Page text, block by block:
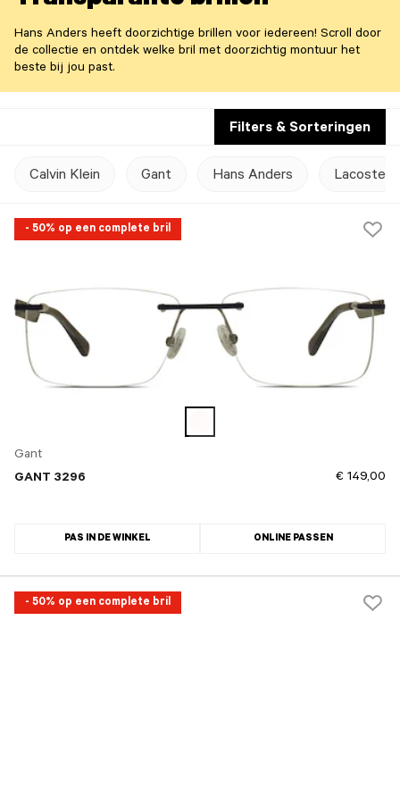
Hans Anders heeft doorzichtige brillen voor iedereen! Scroll door
de collectie en ontdek welke bril met doorzichtig montuur het
beste bij jou past.
Filters & Sorteringen
Calvin Klein Gant Hans Anders Lacoste
- 50% op een complete bril
Gant
GANT 3296
€ 149,00
PAS IN DE WINKEL ONLINE PASSEN
- 50% op een complete bril